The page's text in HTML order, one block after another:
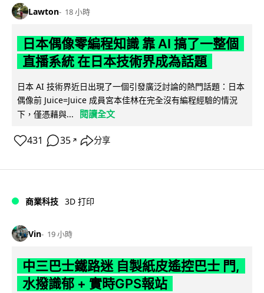
Lawton 18 小時
日本偶像零編程知識 靠 AI 搞了一整個
直播系統 在日本技術界成為話題
日本 AI 技術界近日出現了一個引發廣泛討論的熱門話題：日本
偶像前 Juice=Juice 成員宮本佳林在完全沒有編程經驗的情況
下，僅憑藉與...
閱讀全文
431 35 ↗ 分享
商業科技 3D 打印
Vin 19 小時
中三巴士鐵路迷 自製紙皮遙控巴士 門,
水撥識郁 + 實時GPS報站